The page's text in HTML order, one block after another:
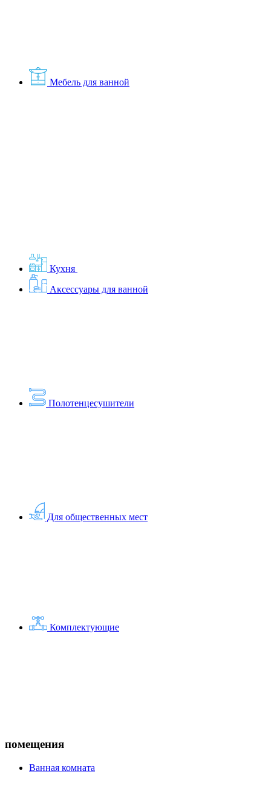
Мебель для ванной
Кухня
Аксессуары для ванной
Полотенцесушители
Для общественных мест
Комплектующие
помещения
Ванная комната